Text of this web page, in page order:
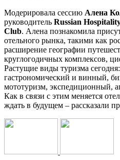
Модерировала сессию Алена
руководитель Russian
Club. Алена познакомила
отельного рынка, такими как
расширение географии
круглогодичных комплексов,
Растущие виды туризма
гастрономический и винный,
мототуризм, экспедиционный,
Как в связи с этим меняется
ждать в будущем – рассказали